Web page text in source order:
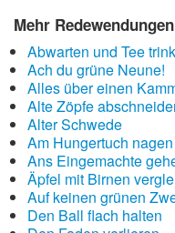
Mehr Redewendungen
Abwarten und Tee
Ach du grüne Neune!
Alles über einen
Alte Zöpfe
Alter Schwede
Am Hungertuch nagen
Ans Eingemachte
Äpfel mit Birnen
Auf keinen grünen
Den Ball flach halten